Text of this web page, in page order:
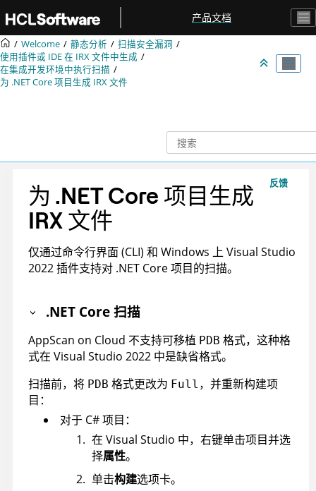
产品文档
Welcome 静态分析
扫描安全漏洞
使用插件或 IDE 在 IRX文件中生成
在集成开发环境中执行扫描
为 .NET Core 项目生成 IRX文件
反馈
为 .NET Core 项目生成
IRX 文件
仅通过命令行界面 (CLI) 和 Windows 上 Visual Studio
2022 插件支持对 .NET Core 项目的扫描。
.NET Core 扫描
AppScan on Cloud 不支持可移植 PDB 格式，这种格
式在 Visual Studio 2022 中是缺省格式。
扫描前，将 PDB 格式更改为 Full ，并重新构建项
目：
对于 C# 项目：
在 Visual Studio 中，右键单击项目并选
择属性。
单击构建选项卡。